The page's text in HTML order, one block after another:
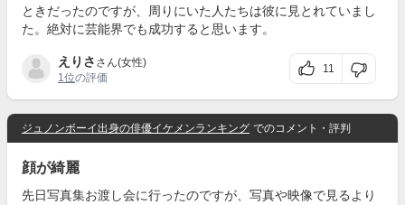
ときだったのですが、周りにいた人たちは彼に見とれていまし
た。絶対に芸能界でも成功すると思います。
えりさ さん(女性)
1位の評価
11
ジュノンボーイ出身の俳優イケメンランキング でのコメント・評判
顔が綺麗
先日写真集お渡し会に行ったのですが、写真や映像で見るより